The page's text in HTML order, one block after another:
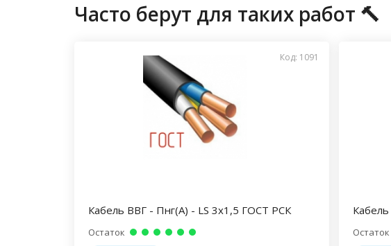
Часто берут для таких работ 🔨
Код: 1091
Кабель ВВГ - Пнг(А) - LS 3х1,5 ГОСТ РСК
Остаток Остаток